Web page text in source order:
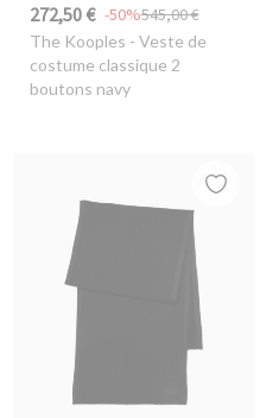
272,50 € 545,00 €
-50%
The Kooples - Veste de
costume classique 2
boutons navy